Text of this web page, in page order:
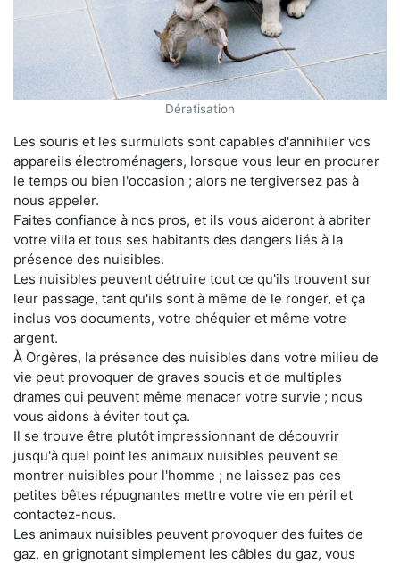
Dératisation
Les souris et les surmulots sont capables d'annihiler vos
appareils électroménagers, lorsque vous leur en procurer
le temps ou bien l'occasion ; alors ne tergiversez pas à
nous appeler.
Faites confiance à nos pros, et ils vous aideront à abriter
votre villa et tous ses habitants des dangers liés à la
présence des nuisibles.
Les nuisibles peuvent détruire tout ce qu'ils trouvent sur
leur passage, tant qu'ils sont à même de le ronger, et ça
inclus vos documents, votre chéquier et même votre
argent.
À Orgères, la présence des nuisibles dans votre milieu de
vie peut provoquer de graves soucis et de multiples
drames qui peuvent même menacer votre survie ; nous
vous aidons à éviter tout ça.
Il se trouve être plutôt impressionnant de découvrir
jusqu'à quel point les animaux nuisibles peuvent se
montrer nuisibles pour l'homme ; ne laissez pas ces
petites bêtes répugnantes mettre votre vie en péril et
contactez-nous.
Les animaux nuisibles peuvent provoquer des fuites de
gaz, en grignotant simplement les câbles du gaz, vous